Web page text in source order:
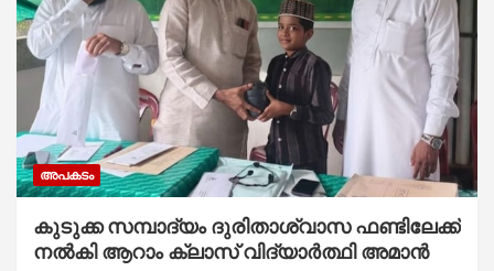
അപകടം
കുടുക്ക സമ്പാദ്യം ദുരിതാശ്വാസ ഫണ്ടിലേക്ക്
നൽകി ആറാം ക്ലാസ് വിദ്യാർത്ഥി അമാൻ